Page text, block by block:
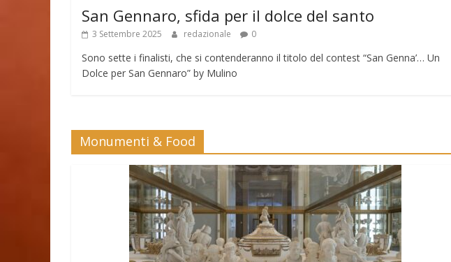
San Gennaro, sfida per il dolce del santo
3 Settembre 2025 redazionale 0
Sono sette i finalisti, che si contenderanno il titolo del contest “San Genna’… Un
Dolce per San Gennaro” by Mulino
Monumenti & Food